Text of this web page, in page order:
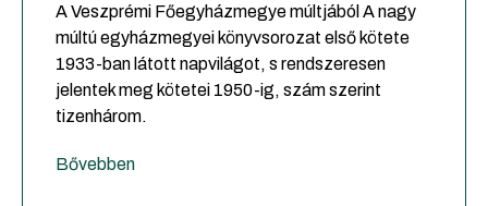
A Veszprémi Főegyházmegye múltjából A nagy
múltú egyházmegyei könyvsorozat első kötete
1933-ban látott napvilágot, s rendszeresen
jelentek meg kötetei 1950-ig, szám szerint
tizenhárom.
Bővebben